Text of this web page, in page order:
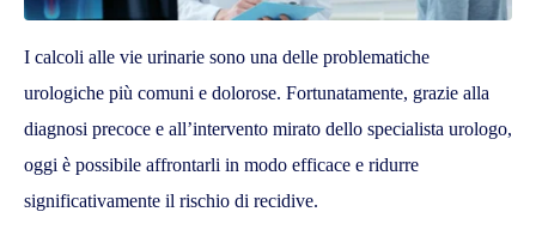
I calcoli alle vie urinarie sono una delle problematiche
urologiche più comuni e dolorose. Fortunatamente, grazie alla
diagnosi precoce e all’intervento mirato dello specialista urologo,
oggi è possibile affrontarli in modo efficace e ridurre
significativamente il rischio di recidive.